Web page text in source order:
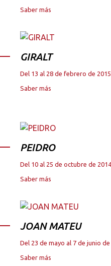
Saber más
GIRALT
Del 13 al 28 de febrero de 2015
Saber más
PEIDRO
Del 10 al 25 de octubre de 2014
Saber más
JOAN MATEU
Del 23 de mayo al 7 de junio de
Saber más